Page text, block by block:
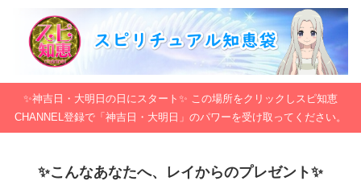
✨神吉日・大明日の日にスタート✨ この場所をクリックしスピ知恵
CHANNEL登録で「神吉日・大明日」のパワーを受け取ってください。
✨こんなあなたへ、レイからのプレゼント✨